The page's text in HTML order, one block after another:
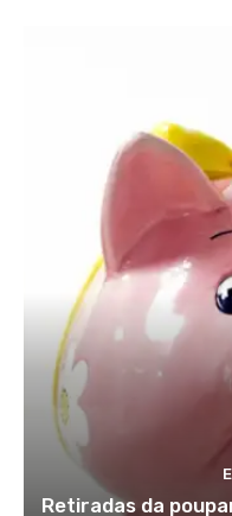
Retiradas da